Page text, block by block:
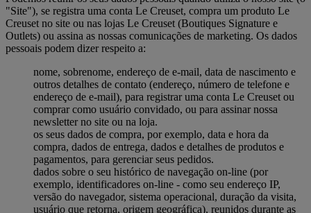
"Site"), se registra uma conta Le Creuset, compra um produto Le
Creuset no site ou nas lojas Le Creuset (Boutiques Signature e
Outlets) ou assina as nossas comunicações de marketing. Os dados
pessoais podem dizer respeito a:
nome, sobrenome, endereço de e-mail, data de nascimento e
outros detalhes de contato (endereço, número de telefone e
endereço de e-mail), para registrar uma conta Le Creuset ou
comprar como usuário convidado, ou para assinar nossa
newsletter no site ou na loja.
os seus dados de compra, por exemplo, data e hora da
compra, dados de entrega, dados e detalhes de produtos e
pagamentos, para gerenciar seus pedidos.
dados sobre o seu histórico de navegação on-line (por
exemplo, identificadores on-line - como seu endereço IP,
versão do navegador, sistema operacional, duração da visita,
usuário que retorna, origem geográfica), reunidos durante as